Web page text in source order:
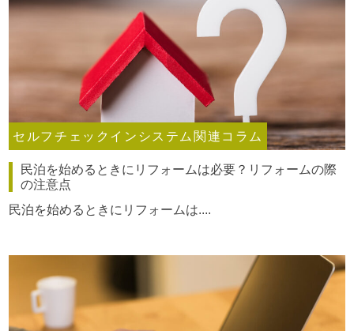
セルフチェックインシステム関連コラム
民泊を始めるときにリフォームは必要？リフォームの際
の注意点
民泊を始めるときにリフォームは....